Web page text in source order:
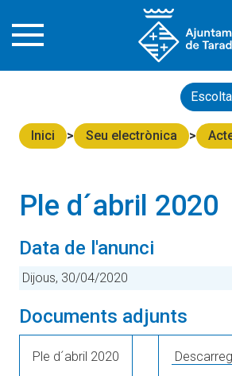
Inici Seu electrònica
Ple d´abril 2020
Data de l'anunci
Dijous, 30/04/2020
Documents adjunts
Ple d´abril 2020